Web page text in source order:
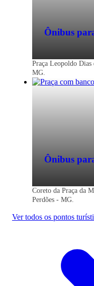
Ônibus
Praça Leopoldo Dias
MG.
Ônibus
Coreto da Praça da
Perdões - MG.
Ver todos os pontos